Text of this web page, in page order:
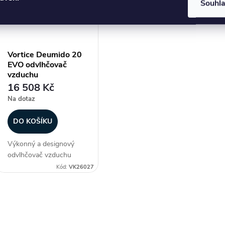
van, sprch a bazénů....
van, sprch a bazénů....
Vortice Deumido 20
EVO odvlhčovač
vzduchu
16 508 Kč
Na dotaz
DO KOŠÍKU
Výkonný a designový
odvlhčovač vzduchu
Vortice Deumido 20
Kód: VK26027